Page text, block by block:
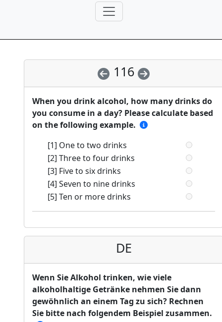
116
When you drink alcohol, how many drinks do
you consume in a day? Please calculate based
on the following example.
[1] One to two drinks
[2] Three to four drinks
[3] Five to six drinks
[4] Seven to nine drinks
[5] Ten or more drinks
DE
Wenn Sie Alkohol trinken, wie viele
alkoholhaltige Getränke nehmen Sie dann
gewöhnlich an einem Tag zu sich? Rechnen
Sie bitte nach folgendem Beispiel zusammen.